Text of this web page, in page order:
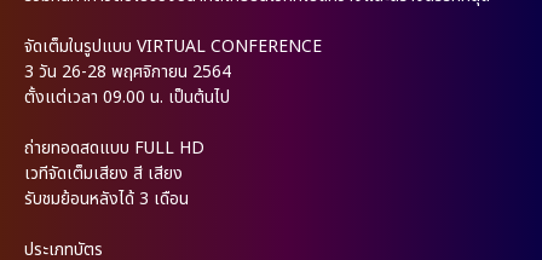
จัดเต็มในรูปแบบ VIRTUAL CONFERENCE
3 วัน 26-28 พฤศจิกายน 2564
ตั้งแต่เวลา 09.00 น. เป็นต้นไป
ถ่ายทอดสดแบบ FULL HD
เวทีจัดเต็มเสียง สี เสียง
รับชมย้อนหลังได้ 3 เดือน
ประเภทบัตร